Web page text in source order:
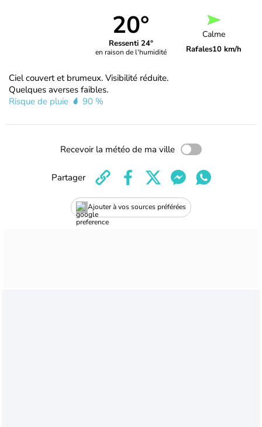
20°
Ressenti 24°
en raison de l'humidité
Calme
Rafales10 km/h
Ciel couvert et brumeux. Visibilité réduite.
Quelques averses faibles.
Risque de pluie
90 %
Recevoir la météo de ma ville
Ajouter à vos sources préférées
Partager